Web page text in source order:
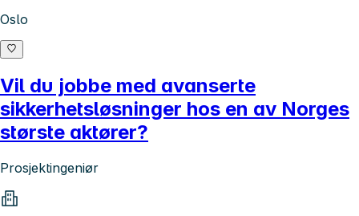
Oslo
Vil du jobbe med avanserte
sikkerhetsløsninger hos en av Norges
største aktører?
Prosjektingeniør